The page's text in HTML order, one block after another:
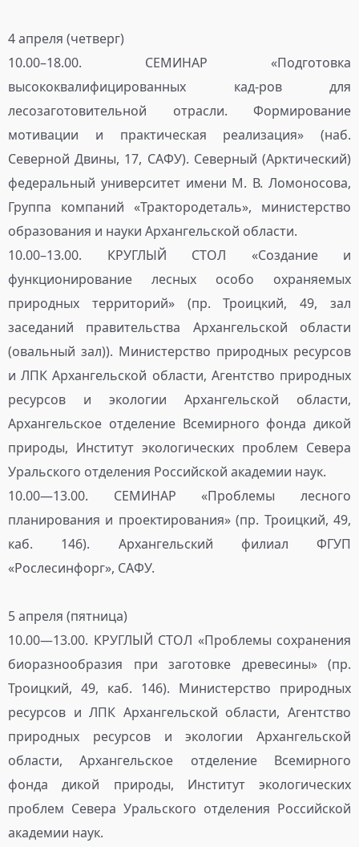
4 апреля (четверг)
10.00–18.00. СЕМИНАР «Подготовка
высококвалифицированных кад-ров для
лесозаготовительной отрасли. Формирование
мотивации и практическая реализация» (наб.
Северной Двины, 17, САФУ). Северный (Арктический)
федеральный университет имени М. В. Ломоносова,
Группа компаний «Трактородеталь», министерство
образования и науки Архангельской области.
10.00–13.00. КРУГЛЫЙ СТОЛ «Создание и
функционирование лесных особо охраняемых
природных территорий» (пр. Троицкий, 49, зал
заседаний правительства Архангельской области
(овальный зал)). Министерство природных ресурсов
и ЛПК Архангельской области, Агентство природных
ресурсов и экологии Архангельской области,
Архангельское отделение Всемирного фонда дикой
природы, Институт экологических проблем Севера
Уральского отделения Российской академии наук.
10.00—13.00. СЕМИНАР «Проблемы лесного
планирования и проектирования» (пр. Троицкий, 49,
каб. 146). Архангельский филиал ФГУП
«Рослесинфорг», САФУ.
5 апреля (пятница)
10.00—13.00. КРУГЛЫЙ СТОЛ «Проблемы сохранения
биоразнообразия при заготовке древесины» (пр.
Троицкий, 49, каб. 146). Министерство природных
ресурсов и ЛПК Архангельской области, Агентство
природных ресурсов и экологии Архангельской
области, Архангельское отделение Всемирного
фонда дикой природы, Институт экологических
проблем Севера Уральского отделения Российской
академии наук.